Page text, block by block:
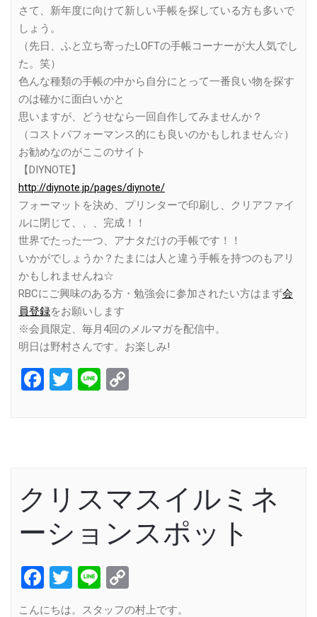
さて、新年度に向けて新しい手帳を探している方も多いで
しょう。
（先日、ふと立ち寄ったLOFTの手帳コーナーが大人気でし
た。笑）
色んな種類の手帳の中から自分にとって一番良い物を探す
のは確かに面白いかと
思いますが、どうせなら一回自作してみませんか？
（コストパフォーマンス的にも良いのかもしれません☆）
お勧めなのがここのサイト
【DIYNOTE】
http://diynote.jp/pages/diynote/
フォーマットを決め、プリンターで印刷し、クリアファイ
ルに閉じて、、、完成！！
世界でたった一つ、アナタだけの手帳です！！
いかがでしょうか？たまには人と違う手帳を持つのもアリ
かもしれませんね☆
RBCにご興味のある方・勉強会に参加されたい方はまず会
員登録をお願いします
※会員限定、毎月4回のメルマガを配信中。
明日は野村さんです。お楽しみ!
Facebook
Twitter
Line
クリスマスイルミネ
ーションスポット
Facebook
Twitter
Line
Link
こんにちは。スタッフの村上です。